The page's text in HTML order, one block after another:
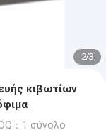
2/3
κιβωτίων
：1 σύνολο